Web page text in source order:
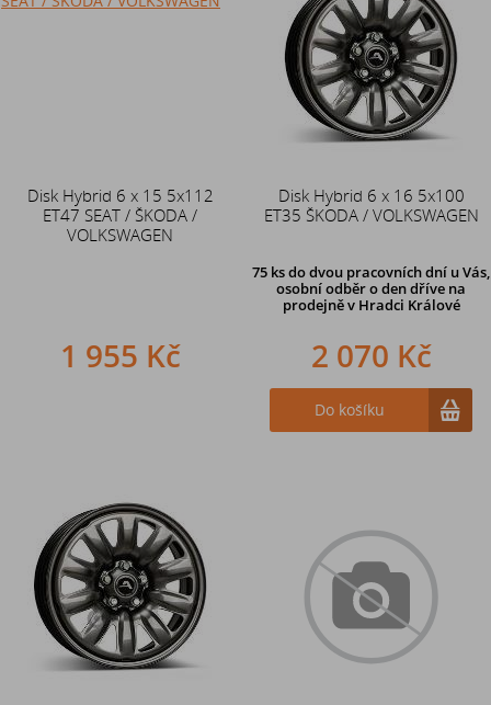
Disk Hybrid 6 x 15 5x112
ET47 SEAT / ŠKODA /
VOLKSWAGEN
1 955 Kč
Disk Hybrid 6 x 16 5x100
ET35 ŠKODA / VOLKSWAGEN
75 ksdo dvou pracovních dní u Vás,
osobní odběr o den dříve na
prodejně v Hradci Králové
2 070 Kč
Do košíku